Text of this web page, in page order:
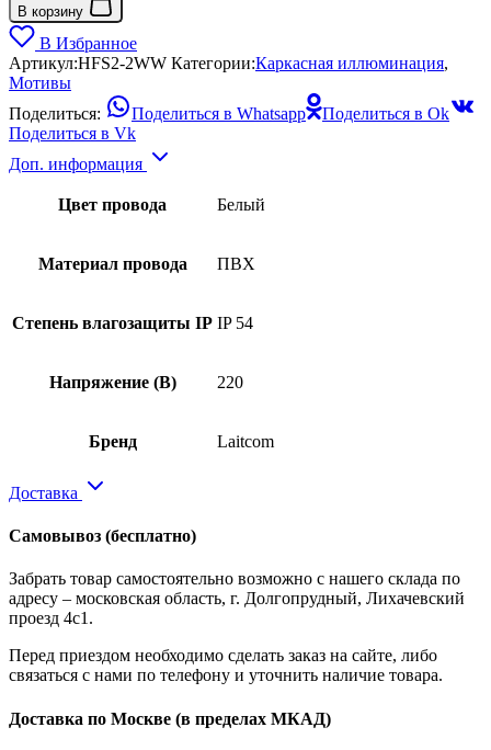
В корзину
В Избранное
Артикул:HFS2-2WW Категории:Каркасная иллюминация,
Мотивы
Поделиться:
Поделиться в Whatsapp
Поделиться в Ok
Поделиться в Vk
Доп. информация
Цвет провода Белый
Материал провода ПВХ
Степень влагозащиты IP IP 54
Напряжение (В) 220
Бренд Laitcom
Доставка
Самовывоз (бесплатно)
Забрать товар самостоятельно возможно с нашего склада по
адресу – московская область, г. Долгопрудный, Лихачевский
проезд 4с1.
Перед приездом необходимо сделать заказ на сайте, либо
связаться с нами по телефону и уточнить наличие товара.
Доставка по Москве (в пределах МКАД)